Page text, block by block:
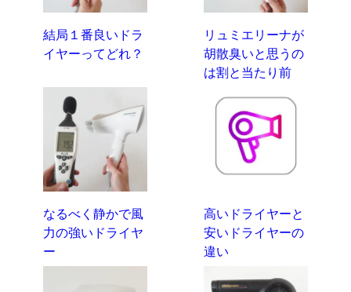
結局１番良いドラ
イヤーってどれ？
リュミエリーナが
胡散臭いと思うの
は割と当たり前
なるべく静かで風
力の強いドライヤ
ー
高いドライヤーと
安いドライヤーの
違い